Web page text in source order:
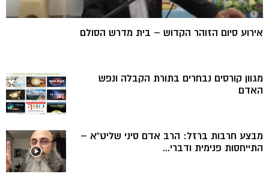
אירוע סיום הזוהר הקדוש – בית מדרש הסולם
מגוון קורסים נבחרים בתורת הקבלה ונפש
האדם
מבצע חרבות ברזל: הרב אדם סיני שליט”א –
התייחסות פנימית ודברי...